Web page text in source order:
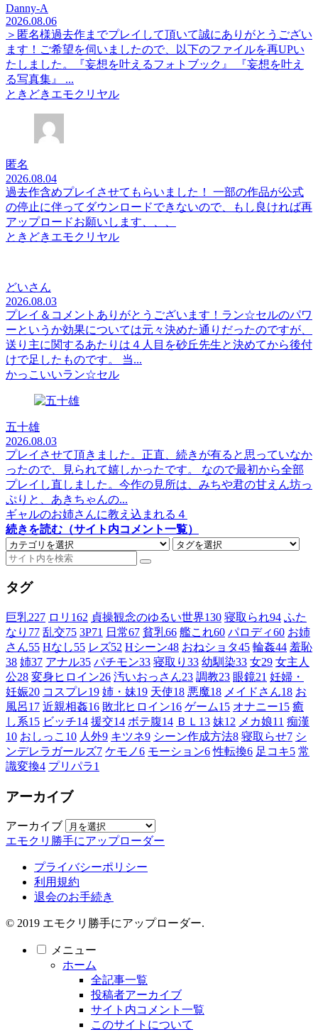
Danny-A
2026.08.06
＞匿名様過去作までプレイして頂いて誠にありがとうござい
ます！ご希望を伺いましたので、以下のファイルを再UPい
たしました。『妄想を叶えるフォトブック』 『妄想を叶え
る写真集』 ...
ときどきエモクリヤル
匿名
2026.08.04
過去作含めプレイさせてもらいました！ 一部の作品が公式
の停止に伴ってダウンロードできないので、もし良ければ再
アップロードお願いします、、、
ときどきエモクリヤル
どいさん
2026.08.03
プレイ＆コメントありがとうございます！ラン☆セルのパワ
ーというか効果については元々決めた通りだったのですが、
送り主に関するあたりは４人目を砂丘先生と決めてから後付
けで足したものです。 当...
かっこいいラン☆セル
五十雄
2026.08.03
プレイさせて頂きました。正直、続きが有ると思っていなか
ったので、見られて嬉しかったです。 なので最初から全部
プレイし直しました。今作の見所は、みちや君の甘えん坊っ
ぷりと、あきちゃんの...
ギャルのお姉さんに教え込まれる４
続きを読む（サイト内コメント一覧）
タグ
巨乳227 ロリ 162 貞操観念のゆるい世界130 寝取られ94 ふた
なり 77 乱交75 3P71 日常67 貧乳66 艦これ60 パロディ60 お姉
さん55 Hなし55 レズ52 Hシーン48 おねショタ45 輪姦44 羞恥
38 姉37 アナル35 パチモン33 寝取り 33 幼馴染33 女29 女主人
公28 変身ヒロイン26 汚いおっさん23 調教23 眼鏡21 妊婦・
妊娠20 コスプレ19 姉・妹19 天使18 悪魔18 メイドさん18 お
風呂17 近親相姦16 敗北ヒロイン16 ゲーム15 オナニー15 癒
し系15 ビッチ14 援交14 ボテ腹14 ＢＬ 13 妹12 メカ娘11 痴漢
10 おしっこ 10 人外9 キツネ9 シーン作成方法8 寝取らせ7 シ
ンデレラガールズ7 ケモノ6 モーション6 性転換6 足コキ5 常
識変換4 プリパラ1
アーカイブ
アーカイブ
エモクリ勝手にアップローダー
プライバシーポリシー
利用規約
退会のお手続き
© 2019 エモクリ勝手にアップローダー.
メニュー
ホーム
全記事一覧
投稿者アーカイブ
サイト内コメント一覧
このサイトについて